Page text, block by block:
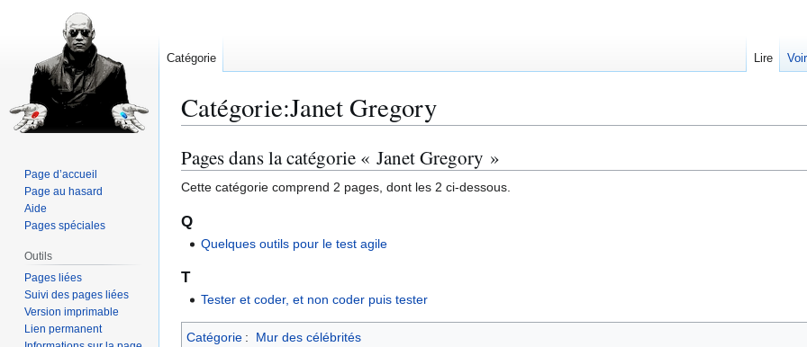
Catégorie:Janet Gregory
Aller
à
la
navigation
Aller
à
la
recherche
Pages dans la catégorie « Janet Gregory »
Cette catégorie comprend 2 pages, dont les 2 ci-dessous.
Q
Quelques outils pour le test agile
T
Tester et coder, et non coder puis tester
Catégorie : Mur des célébrités
Catégorie Lire
Page d’accueil
Page au hasard
Aide
Pages spéciales
Outils
Pages liées
Suivi des pages liées
Version imprimable
Lien permanent